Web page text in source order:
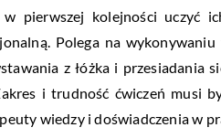
pierwszej kolejności uczyć
Polega na
z łóżka i przesiadania
i trudność ćwiczeń musi
wiedzy i doświadczenia w